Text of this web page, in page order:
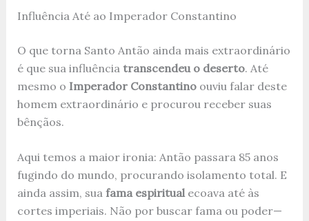
Influência Até ao Imperador Constantino
O que torna Santo Antão ainda mais extraordinário
é que sua influência transcendeu o deserto. Até
mesmo o Imperador Constantinoouviu falar deste
homem extraordinário e procurou receber suas
bênçãos.
Aqui temos a maior ironia: Antão passara 85 anos
fugindo do mundo, procurando isolamento total. E
ainda assim, sua fama espiritualecoava até às
cortes imperiais. Não por buscar fama ou poder—